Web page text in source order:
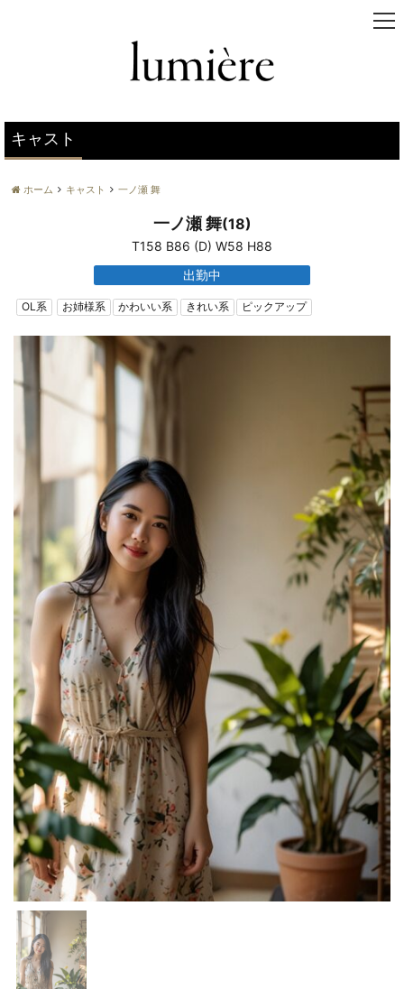
キャスト
ホーム キャスト 一ノ瀬 舞
一ノ瀬 舞(18)
T158 B86 (D) W58 H88
出勤中
OL系 お姉様系 かわいい系 きれい系 ピックアップ
t